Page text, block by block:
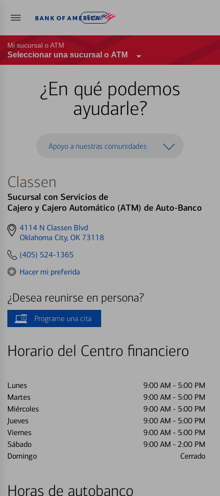
Entrar
Mi sucursal o ATM
Seleccionar una sucursal o ATM
¿En qué podemos
ayudarle?
Apoyo a nuestras comunidades
Classen
Sucursal con Servicios de
Cajero y Cajero Automático (ATM) de Auto-Banco
Get
directions
4114 N Classen Blvd
Oklahoma City, OK 73118
(405) 524-1365
Hacer mi preferida
¿Desea reunirse en persona?
Programe una cita
Horario del Centro financiero
Lunes 9:00 AM - 5:00 PM
Martes
9:00 AM - 5:00 PM
Miércoles
9:00 AM - 5:00 PM
Jueves
9:00 AM - 5:00 PM
Viernes
9:00 AM - 5:00 PM
Sábado
9:00 AM - 2:00 PM
Domingo
Cerrado
Horas de autobanco